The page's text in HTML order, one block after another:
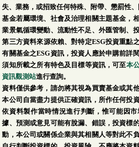
失、業務，或招致任何特殊、附帶、懲罰性、
基金若屬環境、社會及治理相關主題基金，
業景氣循環變動、流動性不足、外匯管制、
第三方資料來源依賴、對特定ESG投資重點
有關基金之ESG資訊，投資人應於申購前詳
須知所載之所有特色及目標等資訊，可至本
資訊觀測站進行查詢。
資料僅供參考，請勿將其視為買賣基金或其
本公司自當盡力提供正確資訊，所作任何投
依資料製作當時情況進行判斷，惟可能因
據、預測或意見可能有脫漏、錯誤，投資標
動，本公司或關係企業與其相關人等對此不